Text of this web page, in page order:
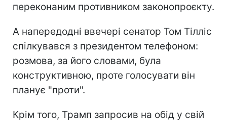
переконаним противником законопроєкту.
А напередодні ввечері сенатор Том Тілліс
спілкувався з президентом телефоном:
розмова, за його словами, була
конструктивною, проте голосувати він
планує "проти".
Крім того, Трамп запросив на обід у свій